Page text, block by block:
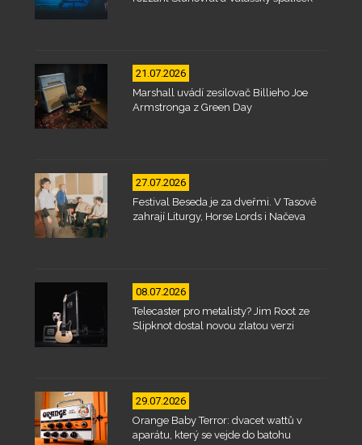
21.07.2026
Marshall uvádí zesilovač Billieho Joe
Armstronga z Green Day
27.07.2026
Festival Beseda je za dveřmi. V Tasově
zahrají Liturgy, Horse Lords i Načeva
08.07.2026
Telecaster pro metalisty? Jim Root ze
Slipknot dostal novou zlatou verzi
29.07.2026
Orange Baby Terror: dvacet wattů v
aparátu, který se vejde do batohu